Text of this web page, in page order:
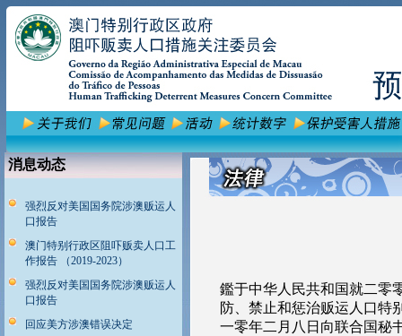
消息动态
强烈反对美国国务院涉澳贩运人
口报告
澳门特别行政区阻吓贩卖人口工
作报告 （2019-2023）
强烈反对美国国务院涉澳贩运人
口报告
回应美方涉澳错误决定
鑑于中华人民共和国就二零
防、禁止和惩治贩运人口特
一零年二月八日向联合国秘